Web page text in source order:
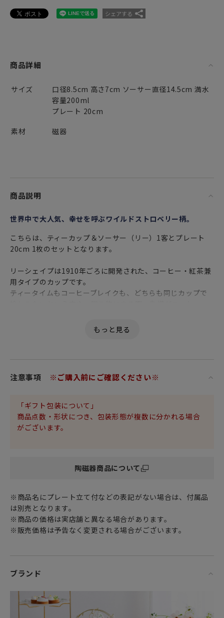
シェアする
商品詳細
サイズ
口径8.5cm 高さ7cm ソーサー直径14.5cm 満水
容量200ml
プレート 20cm
素材
磁器
商品説明
世界中で大人気、幸せを呼ぶワイルドストロベリー柄。
こちらは、ティーカップ＆ソーサー（リー）1客とプレート
20cm 1枚のセットとなります。
リーシェイプは1910年ごろに開発された、コーヒー・紅茶兼
用タイプのカップです。
ティータイムもコーヒーブレイクも、どちらも同じカップで
面で活躍することから、 数あるカップの形状（シェイプ）の
注意事項 ※ご購入前にご確認ください※
「ギフト包装について」
商品点数・形状につき、包装形態が複数に分かれる場合
がございます。
陶磁器商品について
※商品名にプレート立て付などの表記がない場合は、付属品
は別売となります。
※商品の価格は実店舗と異なる場合があります。
※販売価格は予告なく変更される場合がございます。
ブランド